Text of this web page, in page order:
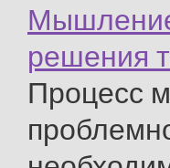
Мышление
решения
Процесс